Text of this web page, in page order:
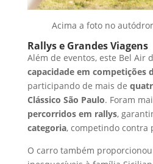
Acima a foto no
Rallys e Grandes Viagens
Além de eventos, este Bel Air
capacidade em competições
participando de mais de
Clássico São Paulo. Foram
percorridos em rallys,
categoria, competindo contra
O carro também